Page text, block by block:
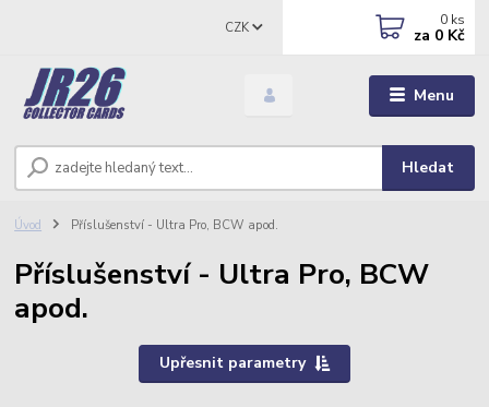
Menu
CZK
Hledat
0 ks
za 0 Kč
Úvod Příslušenství - Ultra Pro, BCW apod.
Příslušenství - Ultra Pro, BCW
apod.
Upřesnit parametry